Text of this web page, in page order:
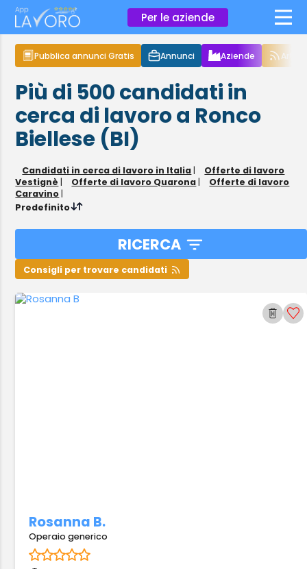
Per le aziende ×
Pubblica annunci Gratis Annunci Aziende
Più di 500candidati in
cerca di lavoroa Ronco
Biellese (BI)
Candidati in cerca di lavoro in Italia |
Offerte di lavoro
Vestignè | Offerte di lavoro Quarona |
Offerte di lavoro
Caravino |
Predefinito
RICERCA
Consigli per trovare candidati
Rosanna B.
Operaio generico